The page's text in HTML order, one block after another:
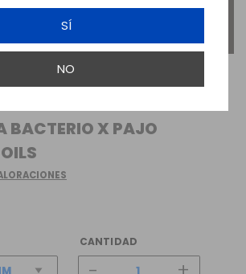
SÍ
NO
BACTERIO X PAJO
CANTIDAD